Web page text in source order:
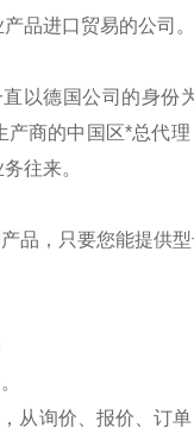
品进口贸易的公司
以德国公司的身
商的中国区*总代
往来。
品，只要您能提供
从询价、报价、订